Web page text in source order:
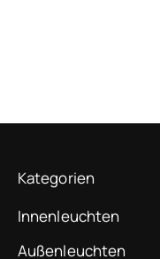
Kategorien
Innenleuchten
Außenleuchten